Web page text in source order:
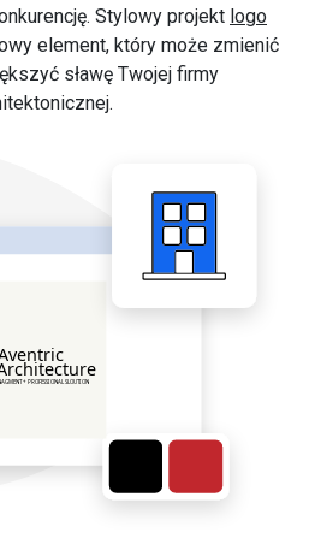
Stylowy projekt logo
element, który może zmienić
sławę Twojej firmy